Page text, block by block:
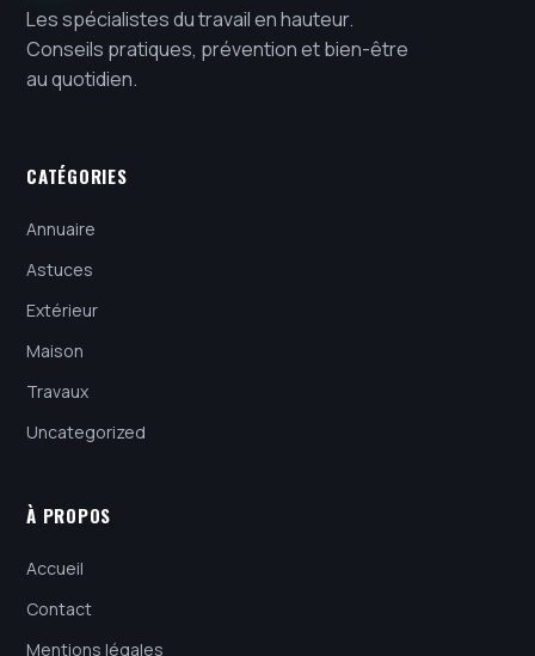
Les spécialistes du travail en hauteur.
Conseils pratiques, prévention et bien-être
au quotidien.
CATÉGORIES
Annuaire
Astuces
Extérieur
Maison
Travaux
Uncategorized
À PROPOS
Accueil
Contact
Mentions légales